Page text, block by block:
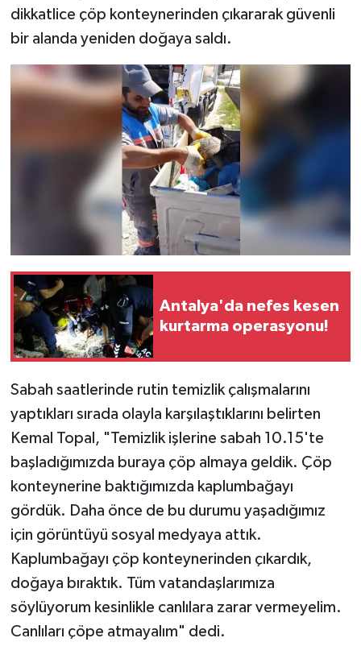
dikkatlice çöp konteynerinden çıkararak güvenli
bir alanda yeniden doğaya saldı.
Antalya'da nefes kesen
kurtarma operasyonu!
Sabah saatlerinde rutin temizlik çalışmalarını
yaptıkları sırada olayla karşılaştıklarını belirten
Kemal Topal, "Temizlik işlerine sabah 10.15'te
başladığımızda buraya çöp almaya geldik. Çöp
konteynerine baktığımızda kaplumbağayı
gördük. Daha önce de bu durumu yaşadığımız
için görüntüyü sosyal medyaya attık.
Kaplumbağayı çöp konteynerinden çıkardık,
doğaya bıraktık. Tüm vatandaşlarımıza
söylüyorum kesinlikle canlılara zarar vermeyelim.
Canlıları çöpe atmayalım" dedi.